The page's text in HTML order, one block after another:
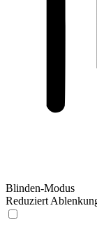
Blinden-Modus
Reduziert